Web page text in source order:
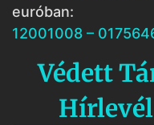
euróban:
12001008 –
Védett